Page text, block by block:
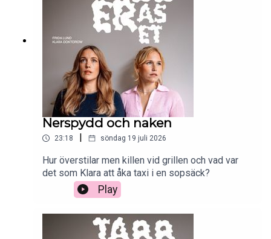
Nerspydd och naken
23:18 söndag 19 juli 2026
Hur överstilar men killen vid grillen och vad var
det som Klara att åka taxi i en sopsäck?
Play